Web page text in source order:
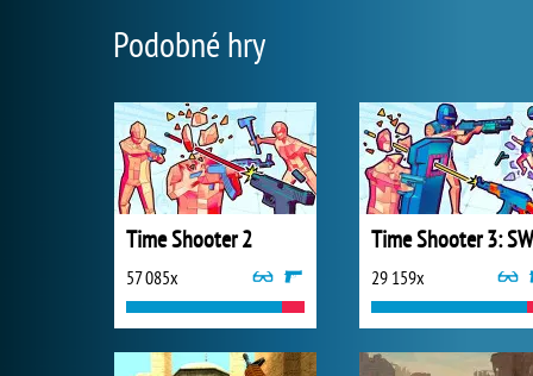
Podobné hry
Time Shooter 2
57 085x 29 159x